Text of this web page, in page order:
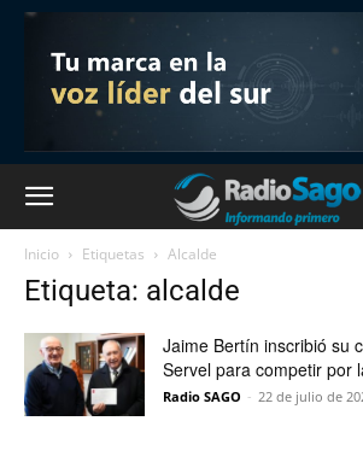
Inicio Etiquetas Alcalde
Etiqueta: alcalde
Jaime Bertín inscribió su
Servel para competir por
Radio SAGO - 22 de julio de